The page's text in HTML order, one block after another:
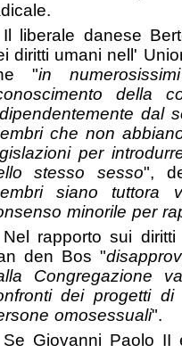
Il liberale danese
diritti umani nell'
"in
della
dal
che non
per
stesso sesso",
siano tuttora
minorile per
Nel rapporto sui
den Bos "
Congregazione
dei progetti
omosessuali".
Se Giovanni Paolo II